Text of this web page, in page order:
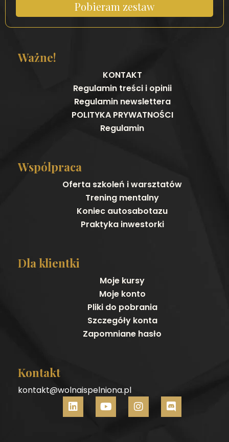
Pobieram zestaw
Ważne!
KONTAKT
Regulamin treści i opinii
Regulamin newslettera
POLITYKA PRYWATNOŚCI
Regulamin
Wspólpraca
Oferta szkoleń i warsztatów
Trening mentalny
Koniec autosabotazu
Praktyka inwestorki
Dla klientki
Moje kursy
Moje konto
Pliki do pobrania
Szczegóły konta
Zapomniane hasło
Kontakt
kontakt@wolnaispelniona.pl